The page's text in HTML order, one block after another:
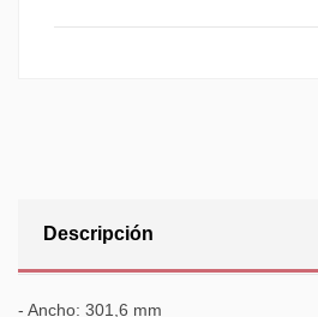
Descripción
- Ancho: 301,6 mm